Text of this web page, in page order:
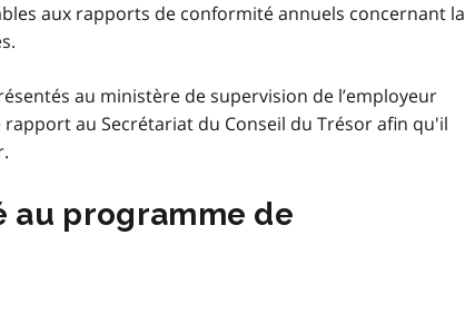
aux rapports de conformité annuels concernant la
au ministère de supervision de l’employeur
au Secrétariat du Conseil du Trésor afin qu'il
au programme de